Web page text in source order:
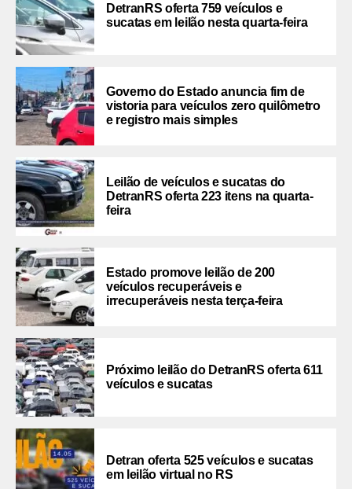
DetranRS oferta 759 veículos e
sucatas em leilão nesta quarta-feira
Governo do Estado anuncia fim de
vistoria para veículos zero quilômetro
e registro mais simples
Leilão de veículos e sucatas do
DetranRS oferta 223 itens na quarta-
feira
Estado promove leilão de 200
veículos recuperáveis e
irrecuperáveis nesta terça-feira
Próximo leilão do DetranRS oferta 611
veículos e sucatas
Detran oferta 525 veículos e sucatas
em leilão virtual no RS